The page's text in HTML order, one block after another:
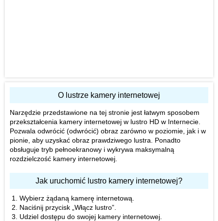
O lustrze kamery internetowej
Narzędzie przedstawione na tej stronie jest łatwym sposobem
przekształcenia kamery internetowej w lustro HD w Internecie.
Pozwala odwrócić (odwrócić) obraz zarówno w poziomie, jak i w
pionie, aby uzyskać obraz prawdziwego lustra. Ponadto
obsługuje tryb pełnoekranowy i wykrywa maksymalną
rozdzielczość kamery internetowej.
Jak uruchomić lustro kamery internetowej?
Wybierz żądaną kamerę internetową.
Naciśnij przycisk „Włącz lustro”.
Udziel dostępu do swojej kamery internetowej.